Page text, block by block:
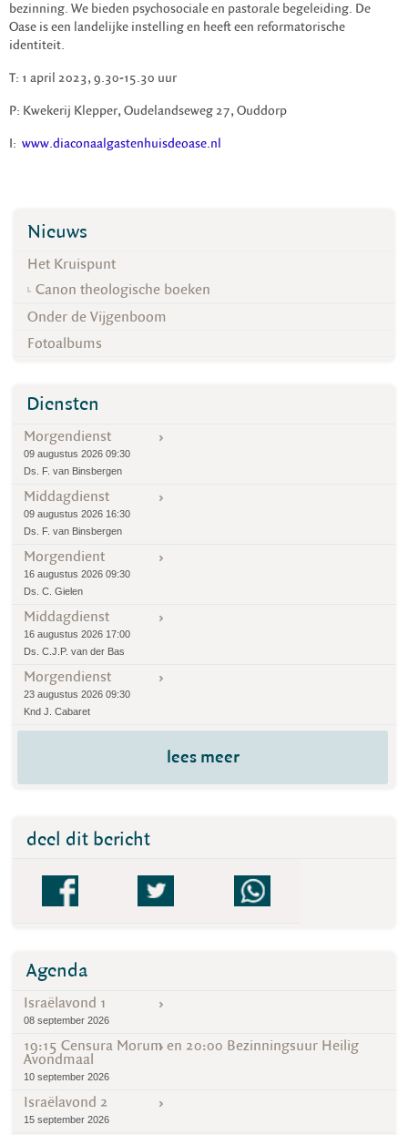
bezinning. We bieden psychosociale en pastorale begeleiding. De
Oase is een landelijke instelling en heeft een reformatorische
identiteit.
T: 1 april 2023, 9.30-15.30 uur
P: Kwekerij Klepper, Oudelandseweg 27, Ouddorp
I: www.diaconaalgastenhuisdeoase.nl
Nieuws
Het Kruispunt
Canon theologische boeken
Onder de Vijgenboom
Fotoalbums
Diensten
Morgendienst
09 augustus 2026 09:30
Ds. F. van Binsbergen
Middagdienst
09 augustus 2026 16:30
Ds. F. van Binsbergen
Morgendient
16 augustus 2026 09:30
Ds. C. Gielen
Middagdienst
16 augustus 2026 17:00
Ds. C.J.P. van der Bas
Morgendienst
23 augustus 2026 09:30
Knd J. Cabaret
lees meer
deel dit bericht
Agenda
Israëlavond 1
08 september 2026
19:15 Censura Morum en 20:00 Bezinningsuur Heilig
Avondmaal
10 september 2026
Israëlavond 2
15 september 2026